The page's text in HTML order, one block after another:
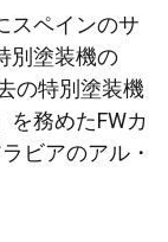
スペインのサ
別塗装機の
の特別塗装機
を務めたFWカ
ビアのアル・